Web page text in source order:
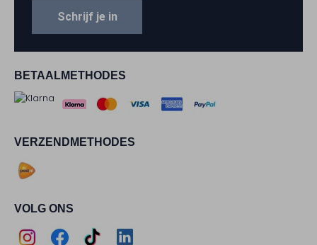
BETAALMETHODES
VERZENDMETHODES
VOLG ONS
Schrijf je in